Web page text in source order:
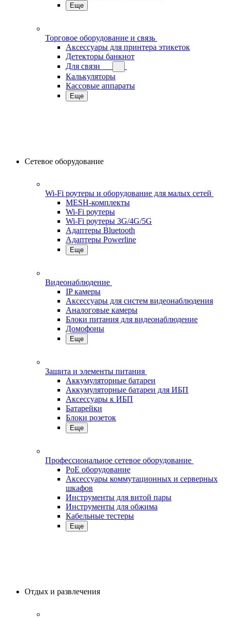
Еще
Торговое оборудование и связь
Аксессуары для принтера этикеток
Детекторы банкнот
Для связи
Калькуляторы
Кассовые аппараты
Еще
Сетевое оборудование
Wi-Fi роутеры и оборудование для малых сетей
MESH-комплекты
Wi-Fi роутеры
Wi-Fi роутеры 3G/4G/5G
Адаптеры Bluetooth
Адаптеры Powerline
Еще
Видеонаблюдение
IP камеры
Аксессуары для систем видеонаблюдения
Аналоговые камеры
Блоки питания для видеонаблюдение
Домофоны
Еще
Защита и элементы питания
Аккумуляторные батареи
Аккумуляторные батареи для ИБП
Аксессуары к ИБП
Батарейки
Блоки розеток
Еще
Профессиональное сетевое оборудование
PoE оборудование
Аксессуары коммутационных и серверных
шкафов
Инструменты для витой пары
Инструменты для обжима
Кабельные тестеры
Еще
Отдых и развлечения